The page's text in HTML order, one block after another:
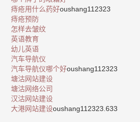
痔疮用什么药好oushang112323
痔疮预防
怎样去皱纹
英语教育
幼儿英语
汽车导航仪
汽车导航仪哪个好oushang112323
塘沽网站建设
塘沽网络公司
汉沽网站建设
大港网站建设oushang112323.633